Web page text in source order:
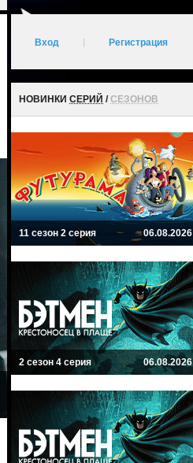
Вход Регистрация
НОВИНКИ СЕРИЙ /СЕЗОНОВ
11 сезон 2 серия 06.08.2026
2 сезон 4 серия 06.08.2026